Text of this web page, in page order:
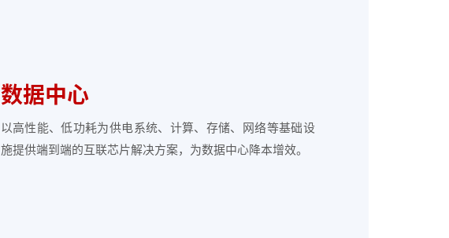
数据中心
以高性能、低功耗为供电系统、计算、存储、网络等基础设
施提供端到端的互联芯片解决方案，为数据中心降本增效。